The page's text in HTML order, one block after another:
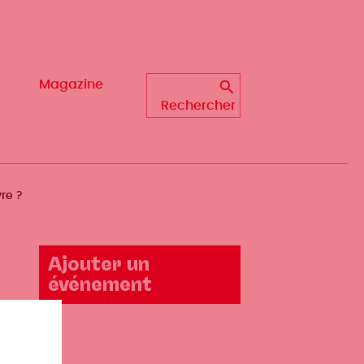
Magazine
Rechercher
Magazine
Rechercher
?
Ajouter un
événement